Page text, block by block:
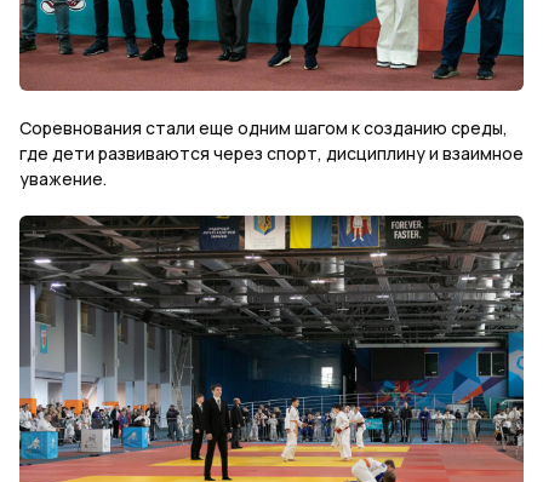
Соревнования стали еще одним шагом к созданию среды,
где дети развиваются через спорт, дисциплину и взаимное
уважение.